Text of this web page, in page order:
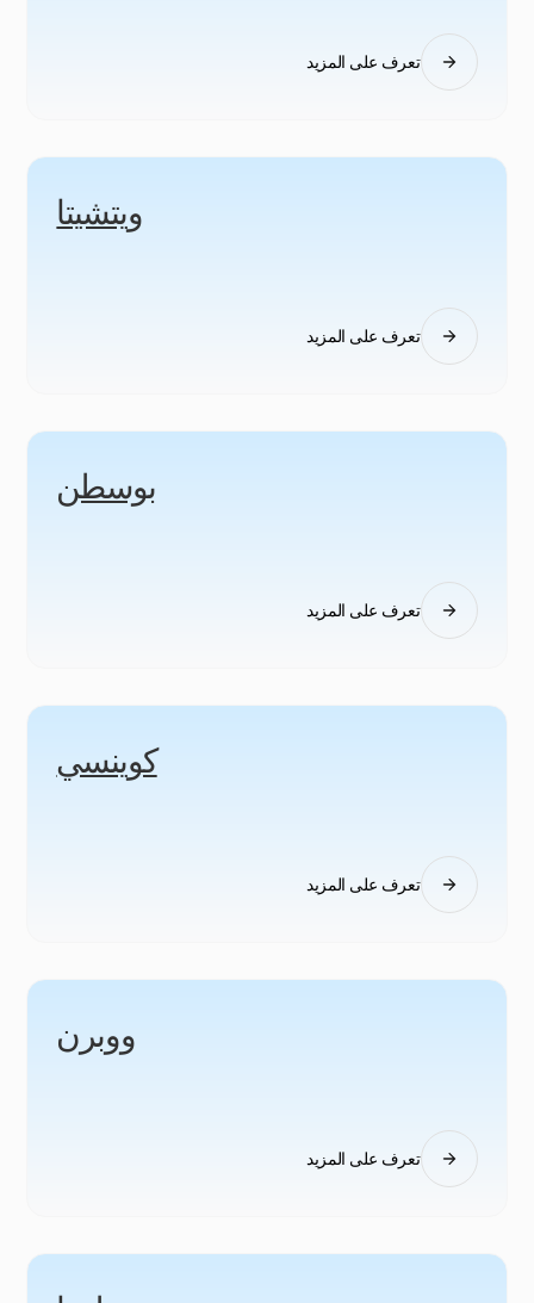
تعرف على المزيد
ويتشيتا
تعرف على المزيد
بوسطن
تعرف على المزيد
كوينسي
تعرف على المزيد
ووبرن
تعرف على المزيد